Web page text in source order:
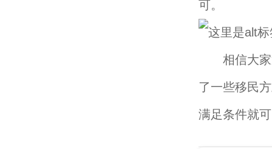
可。
相信大家
了一些移民
满足条件就